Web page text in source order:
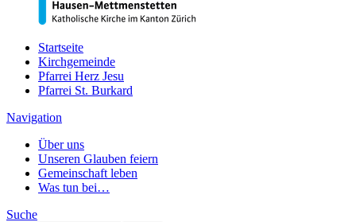
Startseite
Kirchgemeinde
Pfarrei Herz Jesu
Pfarrei St. Burkard
Navigation
Über uns
Unseren Glauben feiern
Gemeinschaft leben
Was tun bei…
Suche